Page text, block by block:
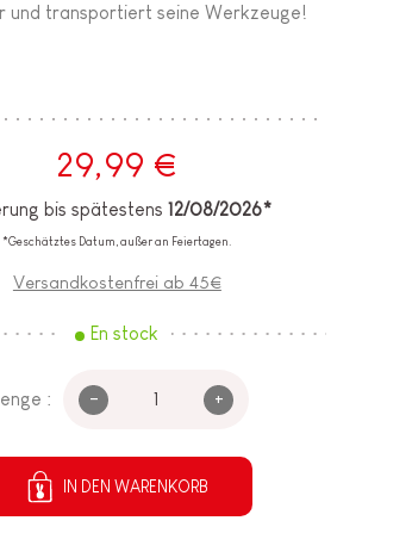
und transportiert seine Werkzeuge!
29,99 €
bis spätestens 12/08/2026*
*Geschätztes Datum, außer an Feiertagen.
Versandkostenfrei ab 45€
En stock
: - +
IN DEN WARENKORB